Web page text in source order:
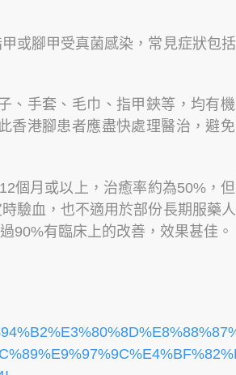
或腳甲受真菌感染，常見症狀包
、手套、毛巾、指甲鋏等，均有
香港腳患者應盡快處理醫治，避
個月或以上，治癒率約為50%，
驗血，也不適用於部份長期服藥
90%有臨床上的改善，效果甚佳。